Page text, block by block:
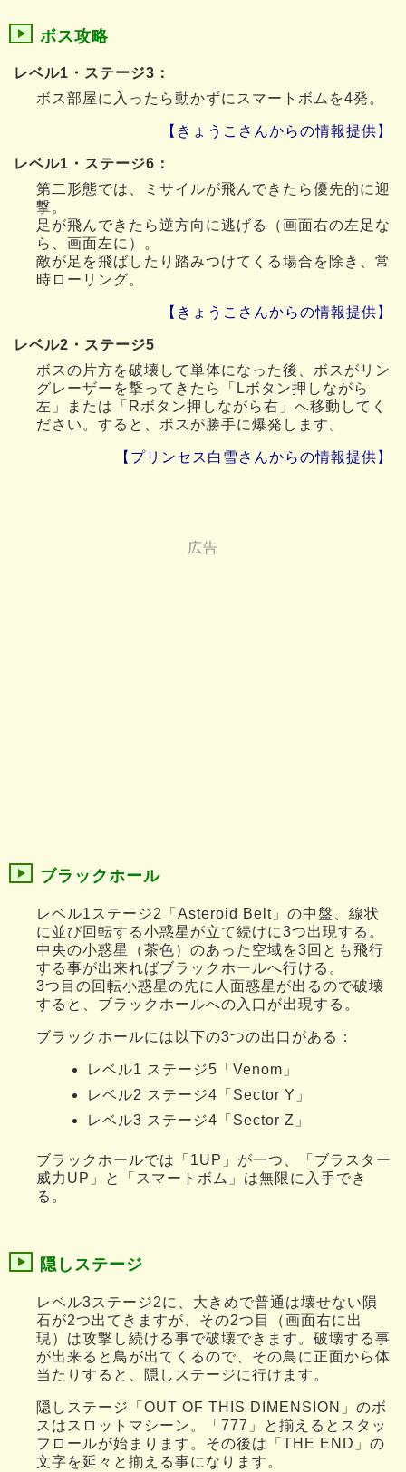
ボス攻略
レベル1・ステージ3：
ボス部屋に入ったら動かずにスマートボムを4発。
【きょうこさんからの情報提供】
レベル1・ステージ6：
第二形態では、ミサイルが飛んできたら優先的に迎
撃。
足が飛んできたら逆方向に逃げる（画面右の左足な
ら、画面左に）。
敵が足を飛ばしたり踏みつけてくる場合を除き、常
時ローリング。
【きょうこさんからの情報提供】
レベル2・ステージ5
ボスの片方を破壊して単体になった後、ボスがリン
グレーザーを撃ってきたら「Lボタン押しながら
左」または「Rボタン押しながら右」へ移動してく
ださい。すると、ボスが勝手に爆発します。
【プリンセス白雪さんからの情報提供】
ブラックホール
レベル1ステージ2「Asteroid Belt」の中盤、線状
に並び回転する小惑星が立て続けに3つ出現する。
中央の小惑星（茶色）のあった空域を3回とも飛行
する事が出来ればブラックホールへ行ける。
3つ目の回転小惑星の先に人面惑星が出るので破壊
すると、ブラックホールへの入口が出現する。
ブラックホールには以下の3つの出口がある：
レベル1 ステージ5「Venom」
レベル2 ステージ4「Sector Y」
レベル3 ステージ4「Sector Z」
ブラックホールでは「1UP」が一つ、「ブラスター
威力UP」と「スマートボム」は無限に入手でき
る。
隠しステージ
レベル3ステージ2に、大きめで普通は壊せない隕
石が2つ出てきますが、その2つ目（画面右に出
現）は攻撃し続ける事で破壊できます。破壊する事
が出来ると鳥が出てくるので、その鳥に正面から体
当たりすると、隠しステージに行けます。
隠しステージ「OUT OF THIS DIMENSION」のボ
スはスロットマシーン。「777」と揃えるとスタッ
フロールが始まります。その後は「THE END」の
文字を延々と揃える事になります。